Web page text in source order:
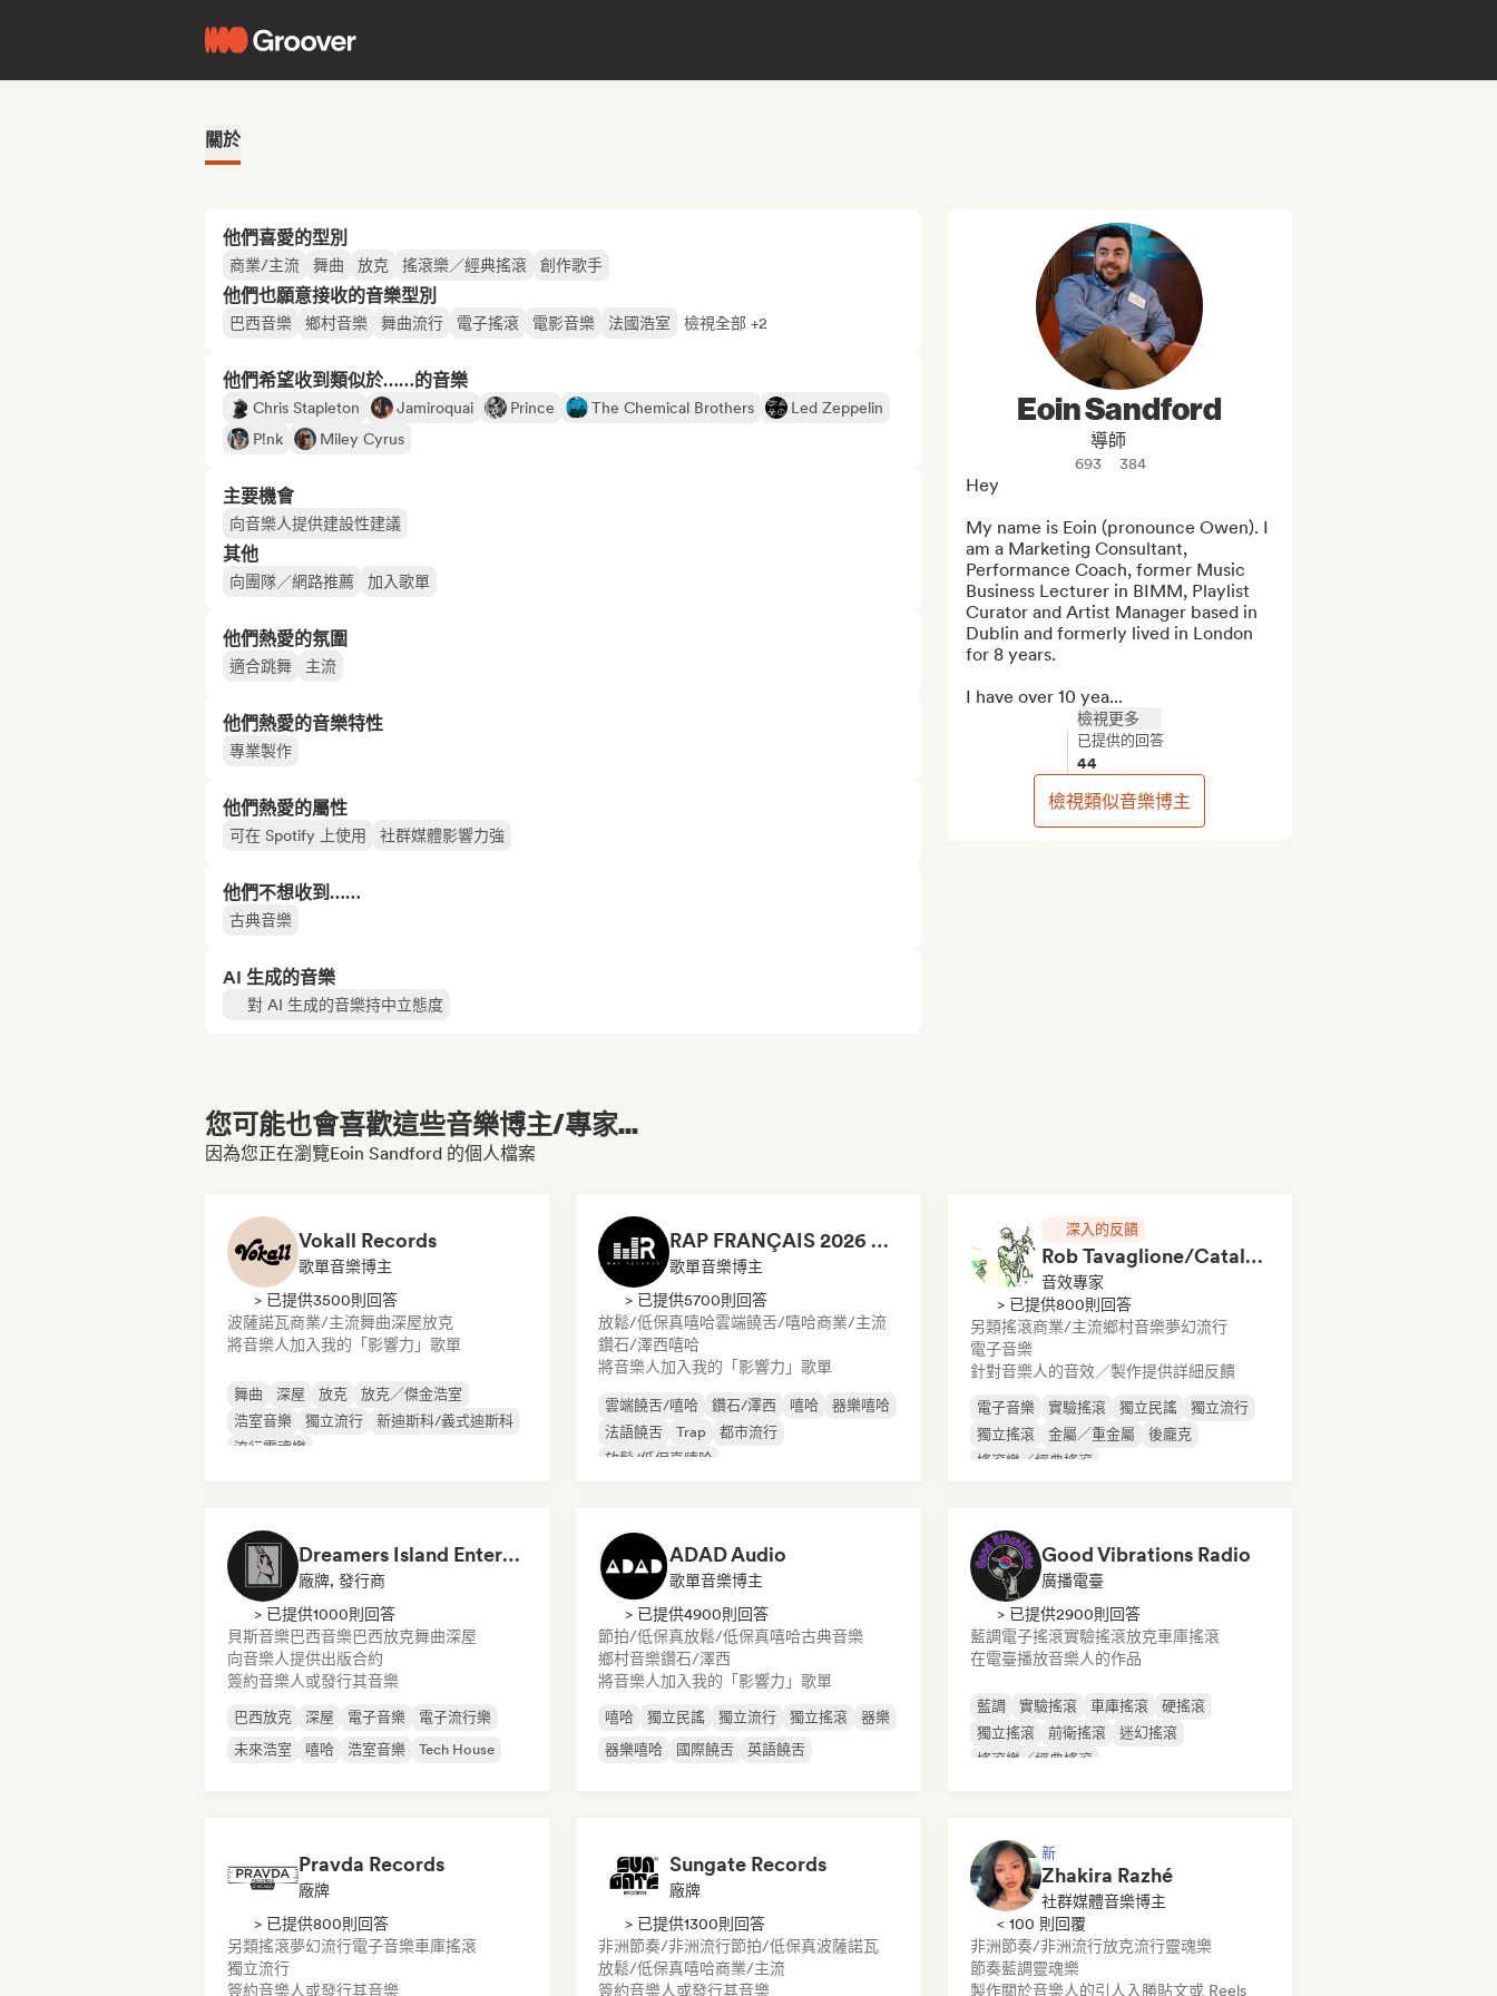
關於
他們喜愛的型別
商業/主流 舞曲 放克 搖滾樂／經典搖滾 創作歌手
他們也願意接收的音樂型別
巴西音樂 鄉村音樂 舞曲流行 電子搖滾 電影音樂 法國浩室 檢視全部 +2
他們希望收到類似於……的音樂
Chris Stapleton Jamiroquai Prince The Chemical Brothers
Led Zeppelin
P!nk
Miley Cyrus
主要機會
向音樂人提供建設性建議
其他
向團隊／網路推薦 加入歌單
他們熱愛的氛圍
適合跳舞 主流
他們熱愛的音樂特性
專業製作
他們熱愛的屬性
可在 Spotify 上使用 社群媒體影響力強
他們不想收到……
古典音樂
AI 生成的音樂
對 AI 生成的音樂持中立態度
Eoin Sandford
導師
693 384
Hey
My name is Eoin (pronounce Owen). I
am a Marketing Consultant,
Performance Coach, former Music
Business Lecturer in BIMM, Playlist
Curator and Artist Manager based in
Dublin and formerly lived in London
for 8 years.
I have over 10 yea...
檢視更多
已提供的回答
44
檢視類似音樂博主
您可能也會喜歡這些音樂博主/專家...
因為您正在瀏覽Eoin Sandford 的個人檔案
Vokall Records
歌單音樂博主
> 已提供3500則回答
波薩諾瓦商業/主流舞曲深屋放克
將音樂人加入我的「影響力」歌單
舞曲 深屋 放克
放克／傑金浩室
浩室音樂
獨立流行
新迪斯科/義式迪斯科
流行靈魂樂
RAP FRANÇAIS 2026 🔥🇫🇷 (Way Records)
歌單音樂博主
> 已提供5700則回答
放鬆/低保真嘻哈雲端饒舌/嘻哈商業/主流
鑽石/澤西嘻哈
將音樂人加入我的「影響力」歌單
雲端饒舌/嘻哈 鑽石/澤西 嘻哈
器樂嘻哈
法語饒舌
Trap
都市流行
放鬆/低保真嘻哈
深入的反饋
Rob Tavaglione/Catalyst Recording
音效專家
> 已提供800則回答
另類搖滾商業/主流鄉村音樂夢幻流行
電子音樂
針對音樂人的音效／製作提供詳細反饋
電子音樂 實驗搖滾 獨立民謠
獨立流行
獨立搖滾
金屬／重金屬
後龐克
搖滾樂／經典搖滾
Dreamers Island Entertainment
廠牌, 發行商
> 已提供1000則回答
貝斯音樂巴西音樂巴西放克舞曲深屋
向音樂人提供出版合約
簽約音樂人或發行其音樂
巴西放克 深屋 電子音樂
電子流行樂
未來浩室
嘻哈 浩室音樂 Tech House
ADAD Audio
歌單音樂博主
> 已提供4900則回答
節拍/低保真放鬆/低保真嘻哈古典音樂
鄉村音樂鑽石/澤西
將音樂人加入我的「影響力」歌單
嘻哈 獨立民謠 獨立流行 獨立搖滾
器樂
器樂嘻哈
國際饒舌 英語饒舌
Good Vibrations Radio
廣播電臺
> 已提供2900則回答
藍調電子搖滾實驗搖滾放克車庫搖滾
在電臺播放音樂人的作品
藍調 實驗搖滾 車庫搖滾
硬搖滾
獨立搖滾
前衛搖滾
迷幻搖滾
搖滾樂／經典搖滾
Pravda Records
廠牌
> 已提供800則回答
另類搖滾夢幻流行電子音樂車庫搖滾
獨立流行
簽約音樂人或發行其音樂
Sungate Records
廠牌
> 已提供1300則回答
非洲節奏/非洲流行節拍/低保真波薩諾瓦
放鬆/低保真嘻哈商業/主流
簽約音樂人或發行其音樂
新
Zhakira Razhé
社群媒體音樂博主
< 100 則回覆
非洲節奏/非洲流行放克流行靈魂樂
節奏藍調靈魂樂
製作關於音樂人的引人入勝貼文或 Reels